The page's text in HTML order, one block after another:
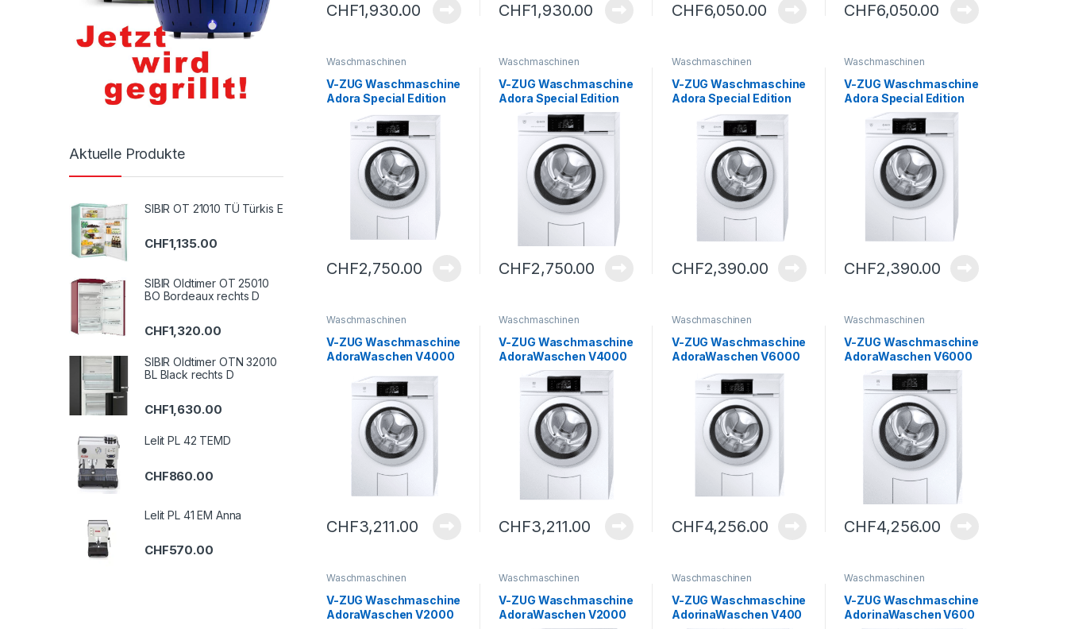
CHF1,930.00 CHF1,930.00 CHF6,050.00 CHF6,050.00
Waschmaschinen
V-ZUG Waschmaschine
Adora Special Edition
ELITE V4 – B, rechts
CHF2,750.00
Waschmaschinen
V-ZUG Waschmaschine
Adora Special Edition
ELITE V4 – B, links
CHF2,750.00
Waschmaschinen
V-ZUG Waschmaschine
Adora Special Edition
ELITE V2 – C, rechts
CHF2,390.00
Waschmaschinen
V-ZUG Waschmaschine
Adora Special Edition
ELITE V2 – C, links
CHF2,390.00
Waschmaschinen
V-ZUG Waschmaschine
AdoraWaschen V4000
CHF3,211.00
Waschmaschinen
V-ZUG Waschmaschine
AdoraWaschen V4000
CHF3,211.00
Waschmaschinen
V-ZUG Waschmaschine
AdoraWaschen V6000
CHF4,256.00
Waschmaschinen
V-ZUG Waschmaschine
AdoraWaschen V6000
CHF4,256.00
Waschmaschinen
V-ZUG Waschmaschine
AdoraWaschen V2000
Waschmaschinen
V-ZUG Waschmaschine
AdoraWaschen V2000
Waschmaschinen
V-ZUG Waschmaschine
AdorinaWaschen V400
Waschmaschinen
V-ZUG Waschmaschine
AdorinaWaschen V600
Aktuelle Produkte
SIBIR OT 21010 TÜ Türkis E
CHF1,135.00
SIBIR Oldtimer OT 25010
BO Bordeaux rechts D
CHF1,320.00
SIBIR Oldtimer OTN 32010
BL Black rechts D
CHF1,630.00
Lelit PL 42 TEMD
CHF860.00
Lelit PL 41 EM Anna
CHF570.00